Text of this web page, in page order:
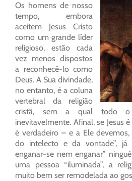
Os homens de nosso
tempo, embora
aceitem Jesus Cristo
como um grande líder
religioso, estão cada
vez menos dispostos
a reconhecê-lo como
Deus. A Sua divindade,
no entanto, é a coluna
vertebral da religião
cristã, sem a qual todo
inevitavelmente. Afinal, se Jesus
é verdadeiro – e a Ele
do intelecto e da vontade”, já
enganar-se nem enganar”
uma pessoa “iluminada”, a
muito bem ser remodelada ao